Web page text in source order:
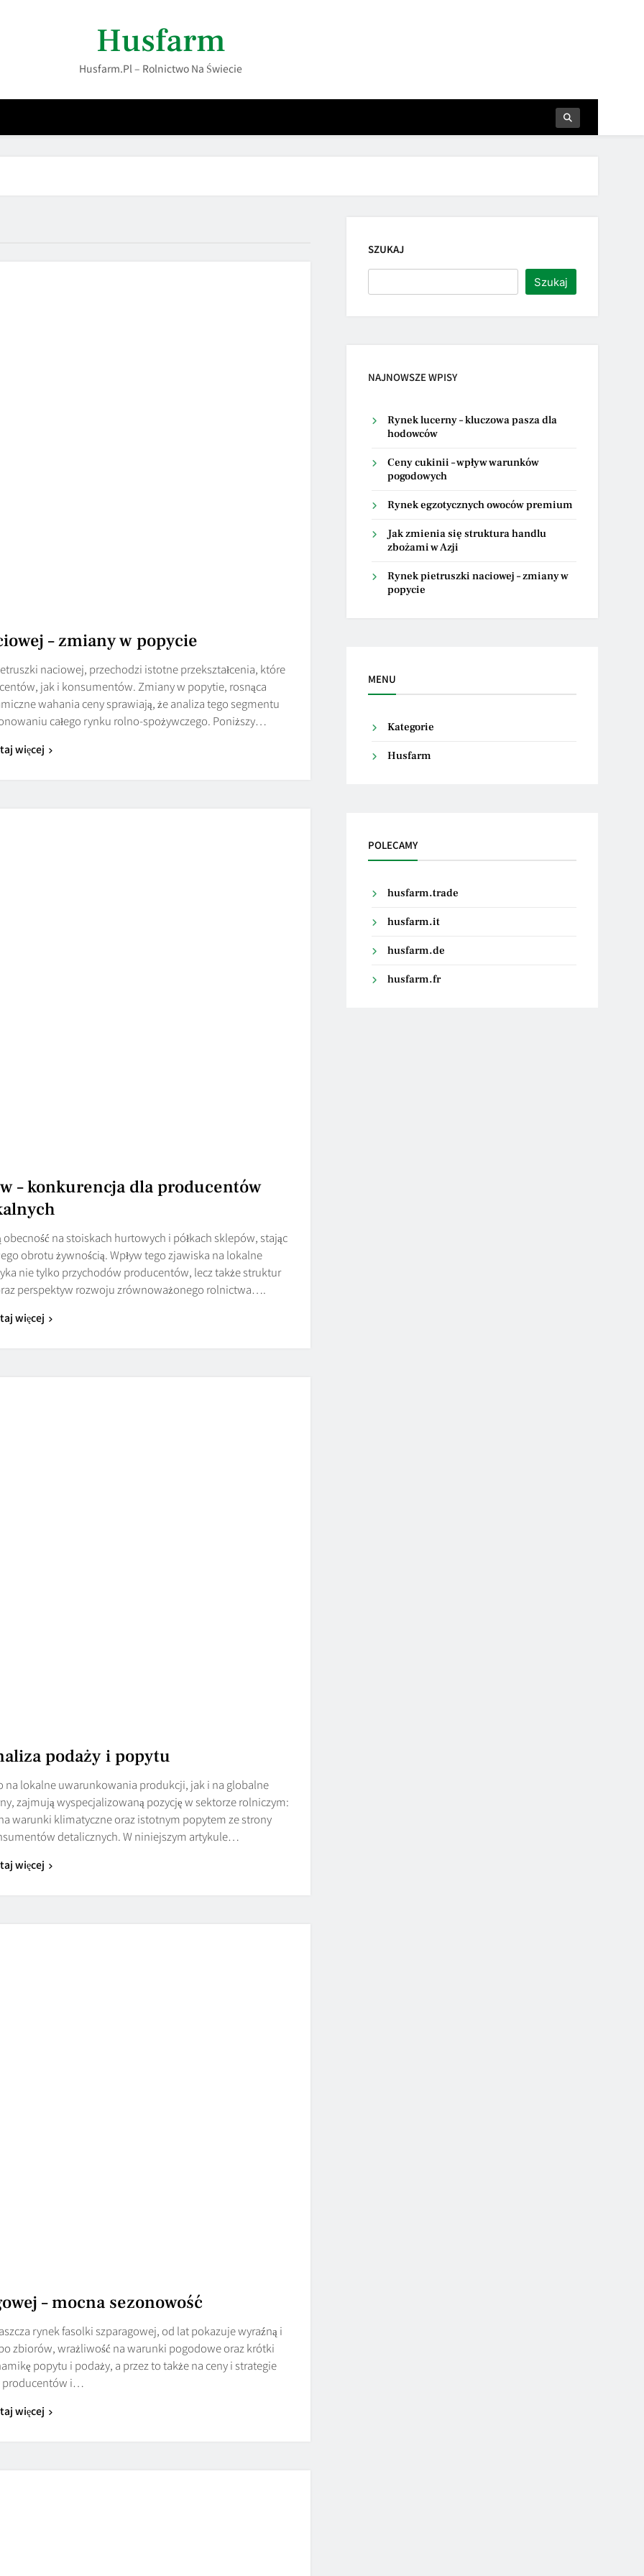
Husfarm
Husfarm.pl – Rolnictwo Na Świecie
– zmiany w popycie
naciowej, przechodzi istotne przekształcenia, które
jak i konsumentów. Zmiany w popytie, rosnąca
wahania ceny sprawiają, że analiza tego segmentu
całego rynku rolno-spożywczego. Poniższy…
więcej
– konkurencja dla producentów
na stoiskach hurtowych i półkach sklepów, stając
obrotu żywnością. Wpływ tego zjawiska na lokalne
nie tylko przychodów producentów, lecz także struktur
perspektyw rozwoju zrównoważonego rolnictwa….
więcej
podaży i popytu
lokalne uwarunkowania produkcji, jak i na globalne
zajmują wyspecjalizowaną pozycję w sektorze rolniczym:
warunki klimatyczne oraz istotnym popytem ze strony
detalicznych. W niniejszym artykule…
więcej
– mocna sezonowość
rynek fasolki szparagowej, od lat pokazuje wyraźną i
zbiorów, wrażliwość na warunki pogodowe oraz krótki
popytu i podaży, a przez to także na ceny i strategie
producentów i…
więcej
SZUKAJ
Szukaj
NAJNOWSZE WPISY
Rynek lucerny – kluczowa pasza dla
hodowców
Ceny cukinii – wpływ warunków
pogodowych
Rynek egzotycznych owoców premium
Jak zmienia się struktura handlu
zbożami w Azji
Rynek pietruszki naciowej – zmiany w
popycie
MENU
Kategorie
Husfarm
POLECAMY
husfarm.trade
husfarm.it
husfarm.de
husfarm.fr